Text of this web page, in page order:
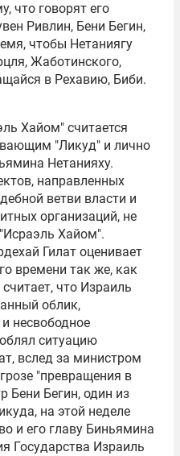
что говорят его
Ривлин, Бени Бегин,
чтобы Нетаниягу
Жаботинского,
в Рехавию, Биби.
Хайом" считается
"Ликуд" и лично
Нетанияху.
направленных
ветви власти и
организаций, не
Хайом".
Гилат оценивает
времени так же, как
что Израиль
облик,
несвободное
ситуацию
вслед за министром
"превращения в
Бени Бегин, один из
на этой неделе
и его главу Биньямина
Государства Израиль